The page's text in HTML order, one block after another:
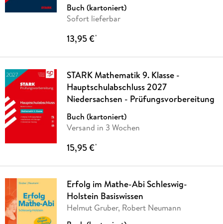
Buch (kartoniert)
Sofort lieferbar
13,95 €*
STARK Mathematik 9. Klasse -
Hauptschulabschluss 2027
Niedersachsen - Prüfungsvorbereitung
Buch (kartoniert)
Versand in 3 Wochen
15,95 €*
Erfolg im Mathe-Abi Schleswig-
Holstein Basiswissen
Helmut Gruber, Robert Neumann